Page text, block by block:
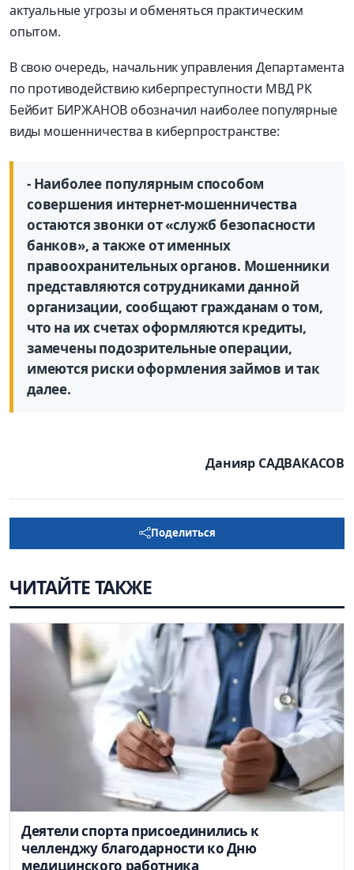
актуальные угрозы и обменяться практическим
опытом.
В свою очередь, начальник управления Департамента
по противодействию киберпреступности МВД РК
Бейбит БИРЖАНОВ обозначил наиболее популярные
виды мошенничества в киберпространстве:
- Наиболее популярным способом
совершения интернет-мошенничества
остаются звонки от «служб безопасности
банков», а также от именных
правоохранительных органов. Мошенники
представляются сотрудниками данной
организации, сообщают гражданам о том,
что на их счетах оформляются кредиты,
замечены подозрительные операции,
имеются риски оформления займов и так
далее.
Данияр САДВАКАСОВ
Поделиться
ЧИТАЙТЕ ТАКЖЕ
Деятели спорта присоединились к
челленджу благодарности ко Дню
медицинского работника